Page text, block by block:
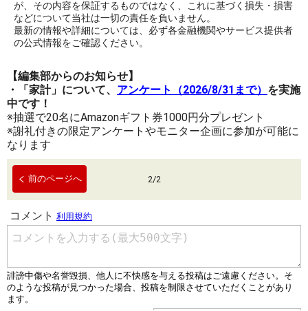
が、その内容を保証するものではなく、これに基づく損失・損害
などについて当社は一切の責任を負いません。
最新の情報や詳細については、必ず各金融機関やサービス提供者
の公式情報をご確認ください。
【編集部からのお知らせ】
・「家計」について、 アンケート（2026/8/31まで） を実施
中です！
※抽選で20名にAmazonギフト券1000円分プレゼント
※謝礼付きの限定アンケートやモニター企画に参加が可能に
なります
前のページへ 2/2